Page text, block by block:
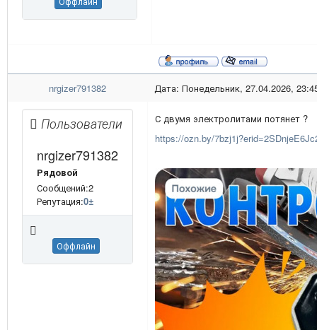
nrgizer791382 Дата: Понедельник, 27.04.2026,
Пользователи
nrgizer791382
Рядовой
Сообщений:2
Репутация:0±
Оффлайн
С двумя электролитами потянет ?
https://ozn.by/